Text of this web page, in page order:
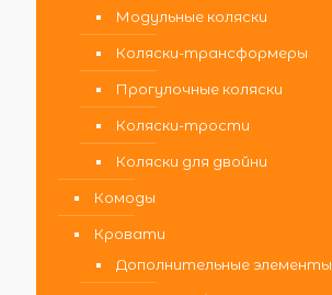
Модульные коляски
Коляски-трансформеры
Прогулочные коляски
Коляски-трости
Коляски для двойни
Комоды
Кровати
Дополнительные элементы